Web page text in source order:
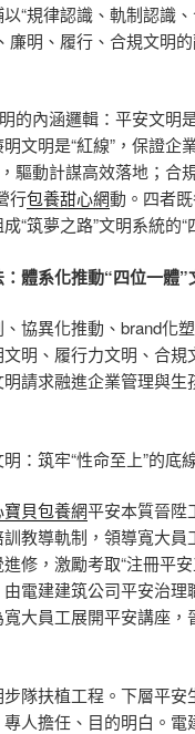
“規律認識、軌制認識
廉明、履行、合規文明
的內涵邏輯：平安文明
文明是“紅線”，保證企
驅動計謀高效落地；合
行包養甜心網動。四者
“筑夢之路”文明系統的“
體系化推動“四位一體”
協異化推動、brand化
明、履行力文明、合規
明請求融進企業管理與生
明：筑牢“性命至上”的底
貝包養網平安本質晉陞
教導軌制，領導寬大員
修，激勵考取“注冊平
由電建建筑公司平安治理
大員工展開平安講座，
步隊扶植工程。下層平安
人擔任、目的明白。電